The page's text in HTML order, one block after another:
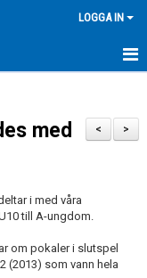
LOGGA IN
>
<
med
i med våra
till A-ungdom.
om pokaler i slutspel
(2013) som vann hela